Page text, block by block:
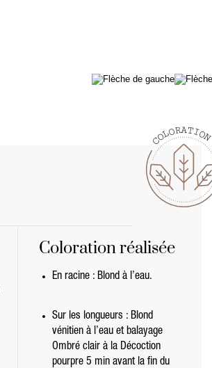
C
OLORATIO
N
Coloration réalisée
En racine : Blond à l’eau.
Sur les longueurs : Blond
vénitien à l’eau et balayage
Ombré clair à la Décoction
pourpre 5 min avant la fin du